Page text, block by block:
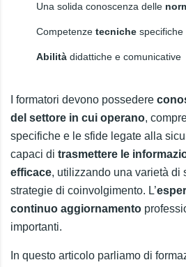
Una solida conoscenza delle
Competenze tecniche
Abilità didattiche e comunicative
I formatori devono possedere
del settore in cui operano,
specifiche e le sfide legate alla
capaci di trasmettere le
efficace, utilizzando una varietà di
strategie di coinvolgimento. L’
continuo aggiornamento
importanti.
In questo articolo parliamo di